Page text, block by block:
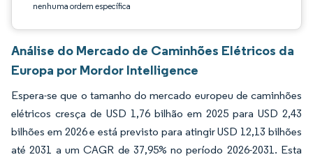
nenhuma ordem específica
Análise do Mercado de Caminhões Elétricos da
Europa por Mordor Intelligence
Espera-se que o tamanho do mercado europeu de caminhões
elétricos cresça de USD 1,76 bilhão em 2025 para USD 2,43
bilhões em 2026 e está previsto para atingir USD 12,13 bilhões
até 2031 a um CAGR de 37,95% no período 2026-2031. Esta